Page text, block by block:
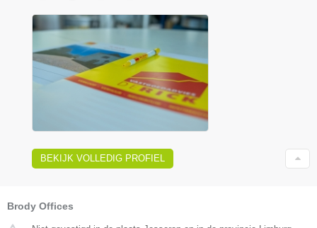
BEKIJK VOLLEDIG PROFIEL
Brody Offices